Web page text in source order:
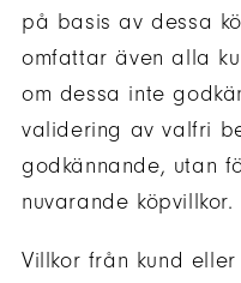
på basis av dessa
omfattar även alla
om dessa inte
validering av valfri
godkännande, utan
nuvarande köpvillkor.
Villkor från kund